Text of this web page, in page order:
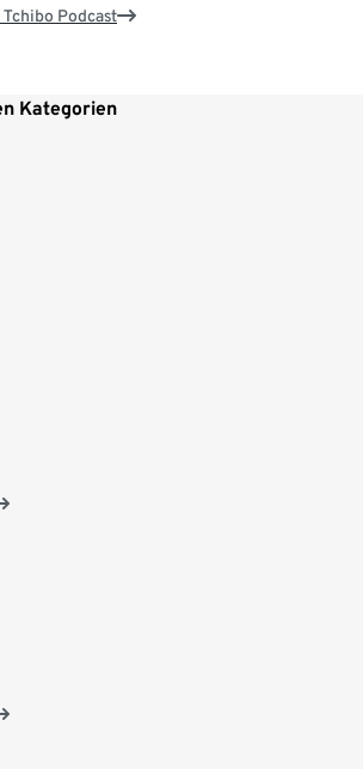
Tchibo Podcast
Kategorien